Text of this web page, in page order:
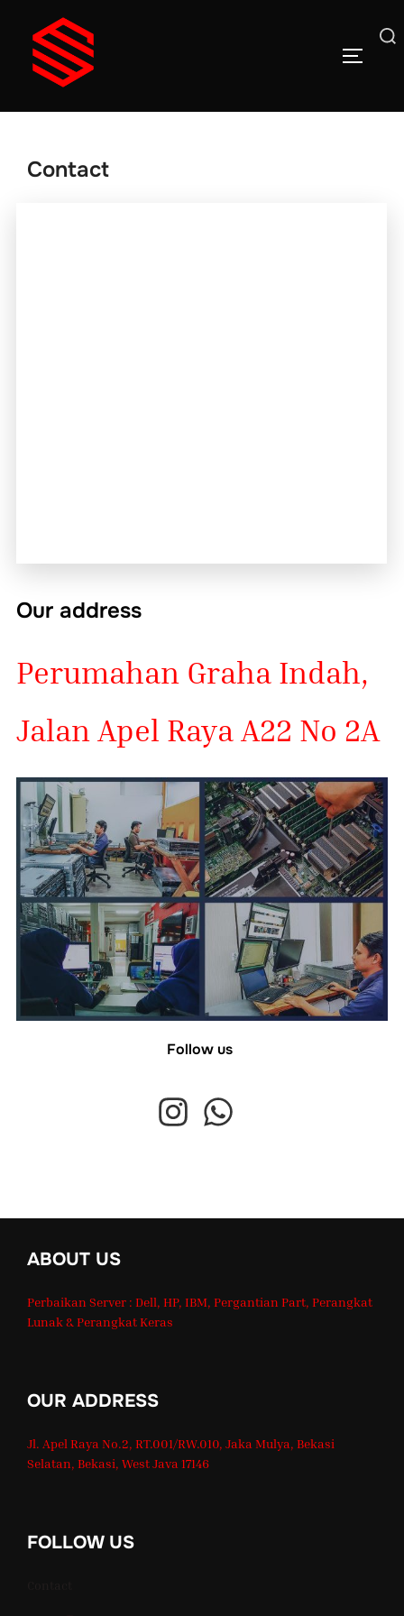
Contact
Our address
Perumahan Graha Indah,
Jalan Apel Raya A22 No 2A
Follow us
ABOUT US
Perbaikan Server : Dell, HP, IBM, Pergantian Part, Perangkat
Lunak & Perangkat Keras
OUR ADDRESS
Jl. Apel Raya No.2, RT.001/RW.010, Jaka Mulya, Bekasi
Selatan, Bekasi, West Java 17146
FOLLOW US